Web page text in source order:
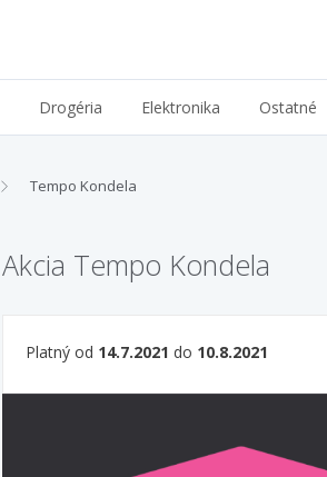
Drogéria Elektronika Ostatné
Tempo Kondela
Akcia Tempo Kondela
Platný od 14.7.2021 do 10.8.2021